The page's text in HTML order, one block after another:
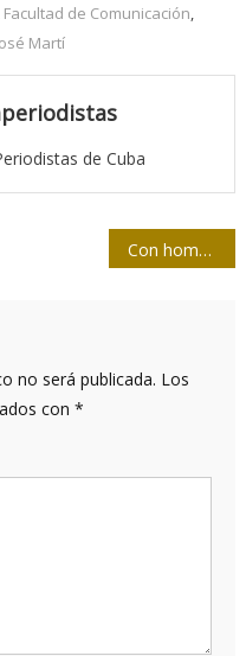
Facultad de Comunicación,
Martí
de Cuba
Con homenaje a Fidel comienza jornada de la Prensa avileña
no será publicada. Los
con *